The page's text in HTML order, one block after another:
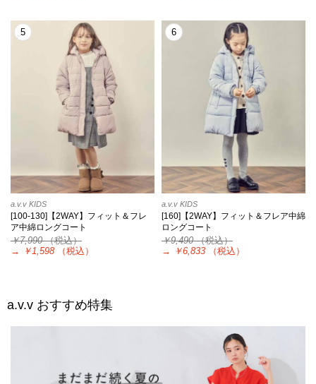
5
a.v.v KIDS
[100-130]【2WAY】フィット＆フレ
ア中綿ロングコート
￥7,990（税込）
→
￥1,598 （税込）
6
a.v.v KIDS
[160]【2WAY】フィット＆フレア中綿
ロングコート
￥9,490（税込）
→
￥6,833 （税込）
a.v.v おすすめ特集